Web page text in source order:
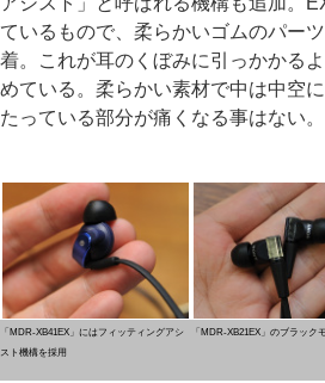
ているもので、柔らかいゴムのパー
着。これが耳のくぼみに引っかかる
めている。柔らかい素材で中は中空
たっている部分が痛くなる事はない。
「MDR-XB41EX」にはフィッティングアシ
スト機構を採用
「MDR-XB21EX」のブラック